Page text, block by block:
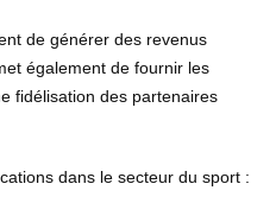
de générer des revenus
également de fournir les
fidélisation des partenaires
dans le secteur du sport :